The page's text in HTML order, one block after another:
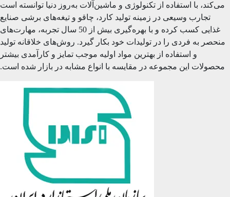
می‌کند، با استفاده از تکنولوژی و ماشین‌آلات به‌روز دنیا توانسته است
تجارب وسیعی در زمینه تولید کارد، چاقو و تیغه‌های برشی صنایع
غذایی کسب کرده و با بهره‌گیری بیش از 50 سال تجربه، مهارت‌های
منحصر به فردی را در تولیدات خود بکار گیرد. روش‌های خلاقانه تولید
و استفاده از بهترین مواد اولیه موجب تمایز و کارآمدی بیشتر
محصولات این مجموعه در مقایسه با انواع مشابه در بازار شده است.